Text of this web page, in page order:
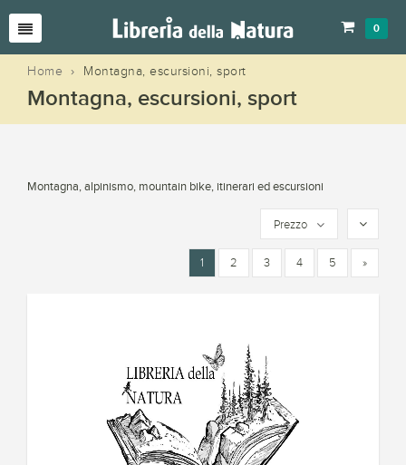
0
Home › Montagna, escursioni, sport
Montagna, escursioni, sport
Montagna, alpinismo, mountain bike, itinerari ed escursioni
Prezzo
1 2 3 4 5 »